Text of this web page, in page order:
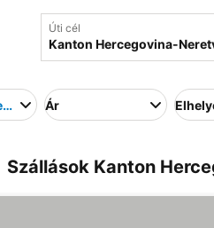
Úti cél
Ár
Szállások Kanton